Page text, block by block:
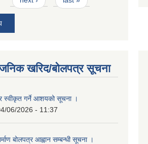
खरिद/बोलपत्र सूचना
स्वीकृत गर्ने आशयको सूचना ।
06/2026 - 11:37
बोलपत्र आह्वान सम्बन्धी सूचना ।